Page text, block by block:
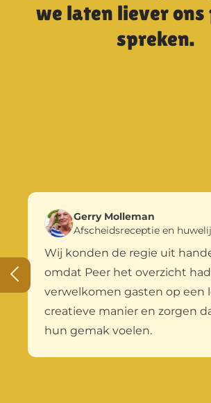
we laten liever ons
spreken.
Gerry Molleman
Afscheidsreceptie en
Wij konden de regie uit
omdat Peer het overzicht
verwelkomen gasten op een
creatieve manier en zorgen
hun gemak voelen.